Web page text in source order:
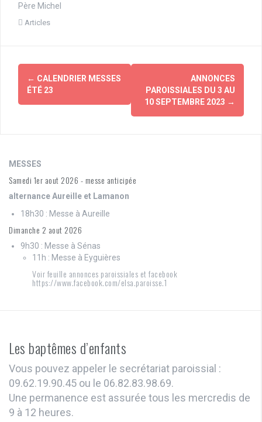
Père Michel
Articles
Navigation
d'article
← CALENDRIER MESSES
ÉTÉ 23
ANNONCES
PAROISSIALES DU 3 AU
10 SEPTEMBRE 2023 →
MESSES
Samedi 1er aout 2026 - messe anticipée
alternance Aureille et Lamanon
18h30 : Messe à Aureille
Dimanche 2 aout 2026
9h30 : Messe à Sénas
11h : Messe à Eyguières
Voir feuille annonces paroissiales et facebook
https://www.facebook.com/elsa.paroisse.1
Les baptêmes d’enfants
Vous pouvez appeler le secrétariat paroissial :
09.62.19.90.45 ou le 06.82.83.98.69.
Une permanence est assurée tous les mercredis de
9 à 12 heures.